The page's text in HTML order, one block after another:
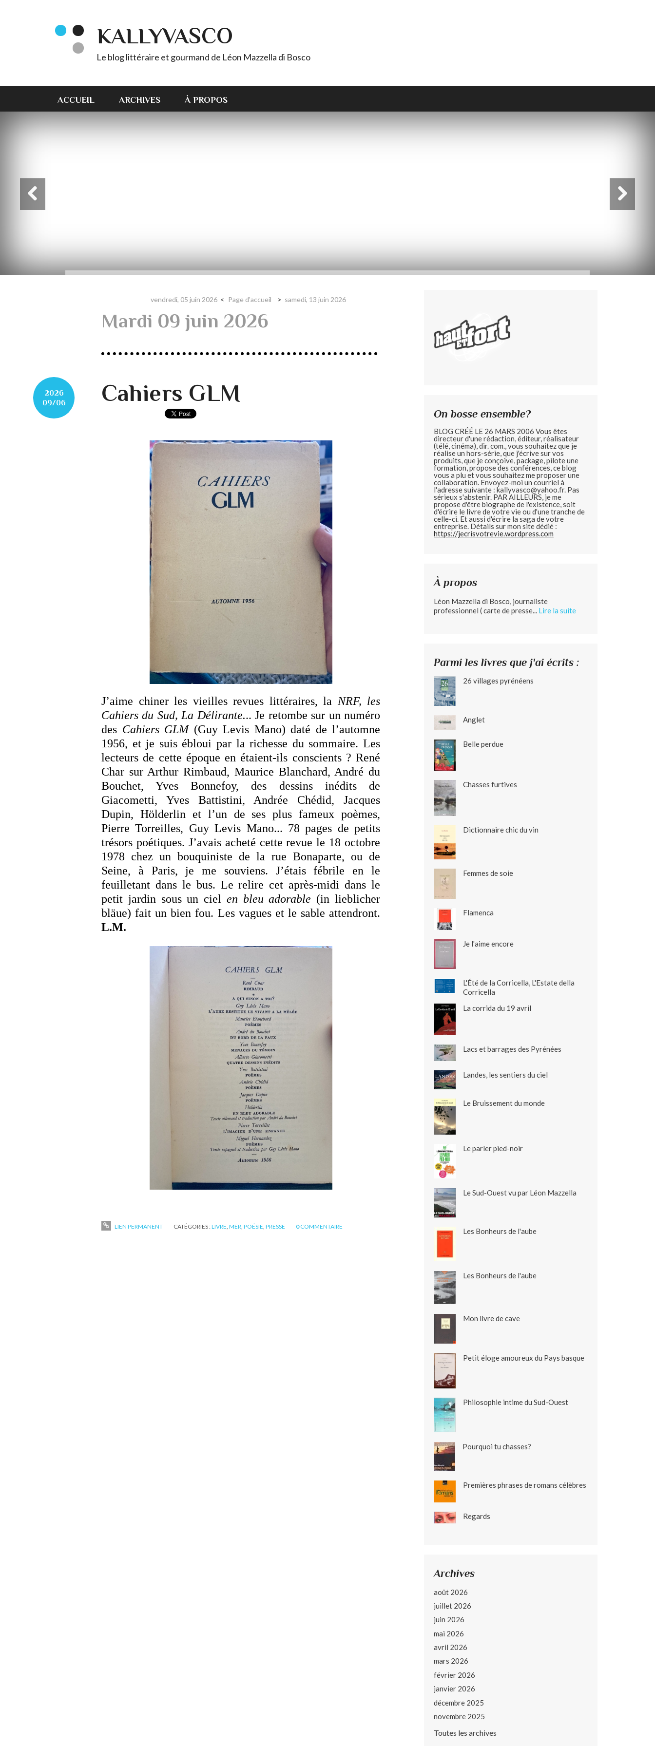
KALLYVASCO
Le blog littéraire et gourmand de Léon Mazzella di Bosco
ACCUEIL ARCHIVES À PROPOS
vendredi, 05 juin 2026 Page d'accueil samedi, 13 juin 2026
Mardi 09 juin 2026
2026
09/06
Cahiers GLM
J’aime chiner les vieilles revues littéraires, la NRF, les
Cahiers du Sud, La Délirante... Je retombe sur un numéro
des Cahiers GLM (Guy Levis Mano) daté de l’automne
1956, et je suis ébloui par la richesse du sommaire. Les
lecteurs de cette époque en étaient-ils conscients ? René
Char sur Arthur Rimbaud, Maurice Blanchard, André du
Bouchet, Yves Bonnefoy, des dessins inédits de
Giacometti, Yves Battistini, Andrée Chédid, Jacques
Dupin, Hölderlin et l’un de ses plus fameux poèmes,
Pierre Torreilles, Guy Levis Mano... 78 pages de petits
trésors poétiques. J’avais acheté cette revue le 18 octobre
1978 chez un bouquiniste de la rue Bonaparte, ou de
Seine, à Paris, je me souviens. J’étais fébrile en le
feuilletant dans le bus. Le relire cet après-midi dans le
petit jardin sous un ciel en bleu adorable (in lieblicher
bläue) fait un bien fou. Les vagues et le sable attendront.
L.M.
LIEN PERMANENT CATÉGORIES :LIVRE MER POÉSIE PRESSE 0 COMMENTAIRE
On bosse ensemble?
BLOG CRÉÉ LE 26 MARS 2006 Vous êtes
directeur d'une rédaction, éditeur, réalisateur
(télé, cinéma), dir. com., vous souhaitez que je
réalise un hors-série, que j'écrive sur vos
produits, que je conçoive, package, pilote une
formation, propose des conférences, ce blog
vous a plu et vous souhaitez me proposer une
collaboration. Envoyez-moi un courriel à
l'adresse suivante : kallyvasco@yahoo.fr. Pas
sérieux s'abstenir. PAR AILLEURS, je me
propose d'être biographe de l'existence, soit
d'écrire le livre de votre vie ou d'une tranche de
celle-ci. Et aussi d'écrire la saga de votre
entreprise. Détails sur mon site dédié :
https://jecrisvotrevie.wordpress.com
À propos
Léon Mazzella di Bosco, journaliste
professionnel ( carte de presse... Lire la suite
Parmi les livres que j'ai écrits :
26 villages pyrénéens
Anglet
Belle perdue
Chasses furtives
Dictionnaire chic du vin
Femmes de soie
Flamenca
Je l'aime encore
L'Été de la Corricella, L'Estate della
Corricella
La corrida du 19 avril
Lacs et barrages des Pyrénées
Landes, les sentiers du ciel
Le Bruissement du monde
Le parler pied-noir
Le Sud-Ouest vu par Léon Mazzella
Les Bonheurs de l'aube
Les Bonheurs de l'aube
Mon livre de cave
Petit éloge amoureux du Pays basque
Philosophie intime du Sud-Ouest
Pourquoi tu chasses?
Premières phrases de romans célèbres
Regards
Archives
août 2026
juillet 2026
juin 2026
mai 2026
avril 2026
mars 2026
février 2026
janvier 2026
décembre 2025
novembre 2025
Toutes les archives